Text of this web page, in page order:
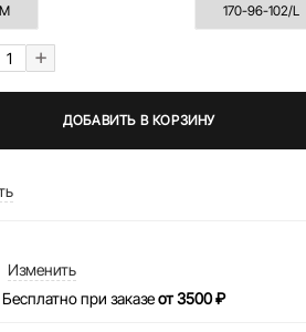
170-96-102/L
+
ДОБАВИТЬ В КОРЗИНУ
Изменить
при заказеот 3500 ₽